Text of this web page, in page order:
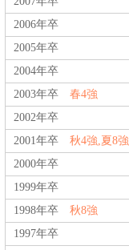
2006年卒
2005年卒
2004年卒
2003年卒 春4強
2002年卒
2001年卒 秋4強,夏8強
2000年卒
1999年卒
1998年卒 秋8強
1997年卒